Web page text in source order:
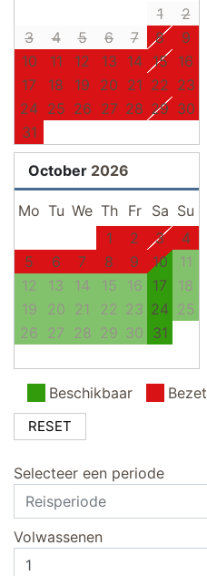
1
2
3
4 5 6 7 8
9
10
11 12 13 14 15
16
17
18 19 20 21 22 23
24 25 26 27 28 29 30
31
October 2026
Mo Tu We Th Fr Sa Su
1
2 3
4
5
6 7 8 9 10
11
12
13 14 15 16 17
18
19
20 21 22 23 24 25
26 27 28 29 30 31
Beschikbaar
Bezet
RESET
Selecteer een periode
Volwassenen